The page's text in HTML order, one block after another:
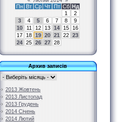
Пн Вт Ср Чт Пт Сб Нд
1
2
3
4 5 6 7 8
9
10
11 12 13 14 15
16
17
18 19 20 21 22 23
24 25 26 27 28
Архив записів
2013 Жовтень
2013 Листопад
2013 Грудень
2014 Січень
2014 Лютий